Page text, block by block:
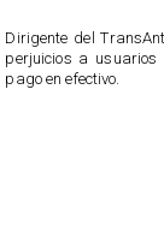
​Dirigente del
perjuicios a usuarios
pago en efectivo.